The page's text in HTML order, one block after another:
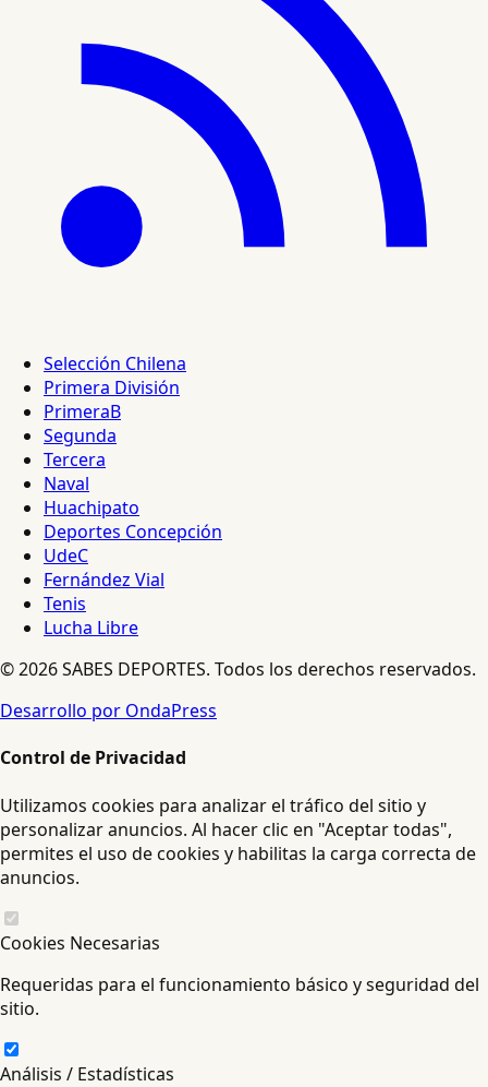
Selección Chilena
Primera División
PrimeraB
Segunda
Tercera
Naval
Huachipato
Deportes Concepción
UdeC
Fernández Vial
Tenis
Lucha Libre
© 2026 SABES DEPORTES. Todos los derechos reservados.
Desarrollo por OndaPress
Control de Privacidad
Utilizamos cookies para analizar el tráfico del sitio y
personalizar anuncios. Al hacer clic en "Aceptar todas",
permites el uso de cookies y habilitas la carga correcta de
anuncios.
Cookies Necesarias
Requeridas para el funcionamiento básico y seguridad del
sitio.
Análisis / Estadísticas